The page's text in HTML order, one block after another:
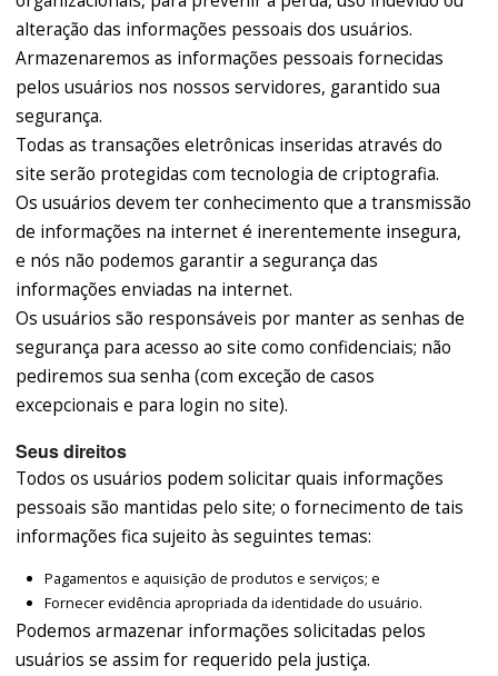
alteração das informações pessoais dos usuários.
Armazenaremos as informações pessoais fornecidas
pelos usuários nos nossos servidores, garantido sua
segurança.
Todas as transações eletrônicas inseridas através do
site serão protegidas com tecnologia de criptografia.
Os usuários devem ter conhecimento que a transmissão
de informações na internet é inerentemente insegura,
e nós não podemos garantir a segurança das
informações enviadas na internet.
Os usuários são responsáveis por manter as senhas de
segurança para acesso ao site como confidenciais; não
pediremos sua senha (com exceção de casos
excepcionais e para login no site).
Seus direitos
Todos os usuários podem solicitar quais informações
pessoais são mantidas pelo site; o fornecimento de tais
informações fica sujeito às seguintes temas:
Pagamentos e aquisição de produtos e serviços; e
Fornecer evidência apropriada da identidade do usuário.
Podemos armazenar informações solicitadas pelos
usuários se assim for requerido pela justiça.